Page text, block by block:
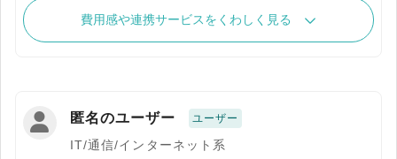
費用感や連携サービスをくわしく見る
匿名のユーザー ユーザー
IT/通信/インターネット系